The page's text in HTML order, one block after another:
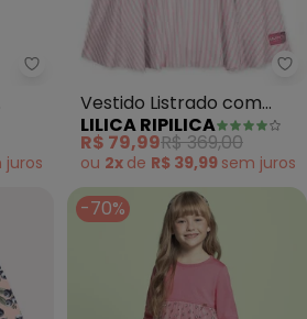
Marlan - Vestido em Cotton
juros
Vestido Listrado com
Alças Viscose
Menina(Rosa)
LILICA RIPILICA
R$ 79,99R$ 369,00
ou 2x de R$ 39,99 sem juros
-70%